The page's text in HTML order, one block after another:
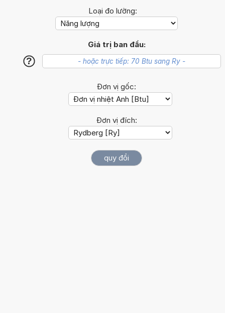
Loại đo lường:
Giá trị ban đầu:
?
Đơn vị gốc:
Đơn vị đích: